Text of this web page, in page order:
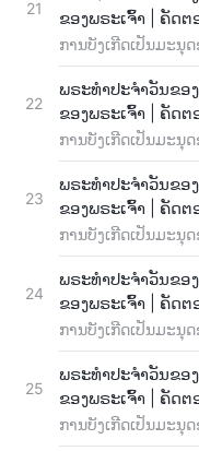
21
ຂອງພຣະເຈົ້າ | ຄັດຕ
ການບັງເກີດເປັນມະນຸ
22
ພຣະທຳປະຈຳວັນຂອ
ຂອງພຣະເຈົ້າ | ຄັດຕ
ການບັງເກີດເປັນມະນຸ
23
ພຣະທຳປະຈຳວັນຂອ
ຂອງພຣະເຈົ້າ | ຄັດຕ
ການບັງເກີດເປັນມະນຸ
24
ພຣະທຳປະຈຳວັນຂອ
ຂອງພຣະເຈົ້າ | ຄັດຕ
ການບັງເກີດເປັນມະນຸ
25
ພຣະທຳປະຈຳວັນຂອ
ຂອງພຣະເຈົ້າ | ຄັດຕ
ການບັງເກີດເປັນມະນຸ